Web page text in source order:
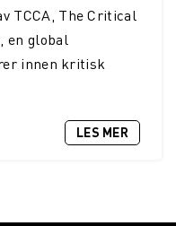
TCCA, The Critical
en global
innen kritisk
LES MER